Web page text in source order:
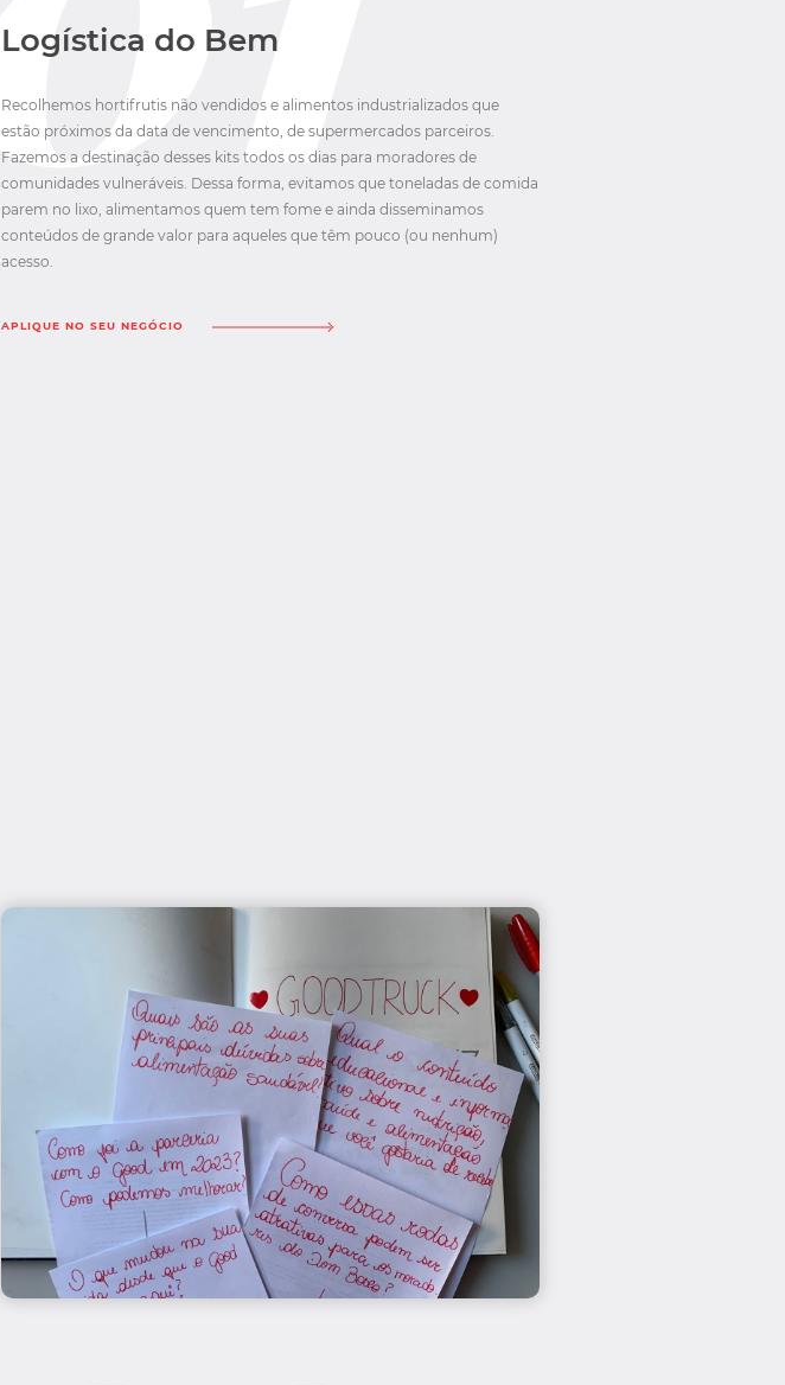
Logística do Bem
Recolhemos hortifrutis não vendidos e alimentos industrializados que
estão próximos da data de vencimento, de supermercados parceiros.
Fazemos a destinação desses kits todos os dias para moradores de
comunidades vulneráveis. Dessa forma, evitamos que toneladas de comida
parem no lixo, alimentamos quem tem fome e ainda disseminamos
conteúdos de grande valor para aqueles que têm pouco (ou nenhum)
acesso.
APLIQUE NO SEU NEGÓCIO